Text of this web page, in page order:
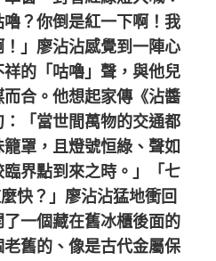
嚕？你倒是紅一下啊！我
」廖沾沾感覺到一陣心
的「咕嚕」聲，與他兒
合。他想起家傳《沾醬
「當世間萬物的交通都
罩，且燈號恒綠、聲如
界點到來之時。」「七
快？」廖沾沾猛地衝回
一個藏在舊冰櫃後面的
舊的、像是古代金屬保